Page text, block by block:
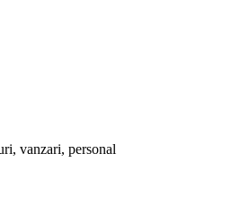
vanzari, personal